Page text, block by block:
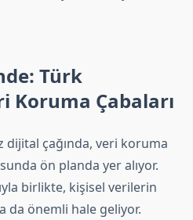
Türk
Koruma Çabaları
dijital çağında, veri koruma
ön planda yer alıyor.
birlikte, kişisel verilerin
da önemli hale geliyor.